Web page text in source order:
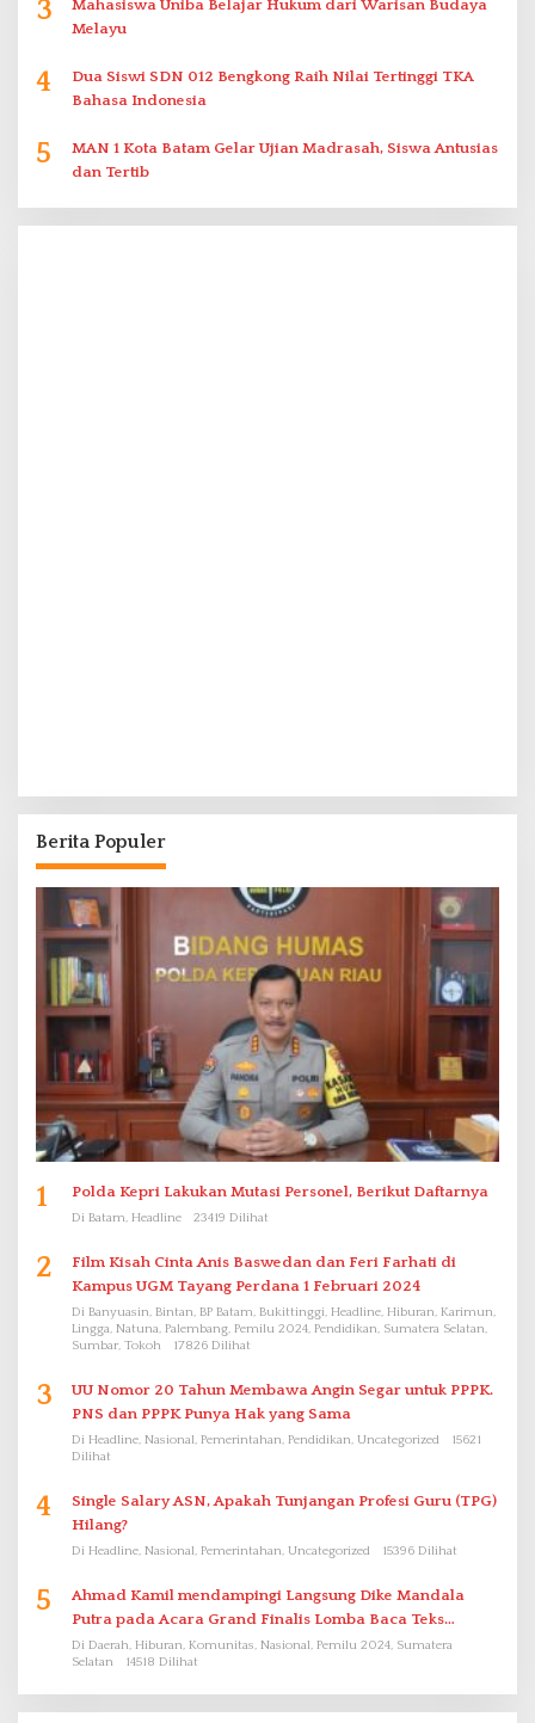
3
Mahasiswa Uniba Belajar Hukum dari Warisan Budaya
Melayu
4
Dua Siswi SDN 012 Bengkong Raih Nilai Tertinggi TKA
Bahasa Indonesia
5
MAN 1 Kota Batam Gelar Ujian Madrasah, Siswa Antusias
dan Tertib
Berita Populer
1 Polda Kepri Lakukan Mutasi Personel, Berikut Daftarnya
Di Batam, Headline 23419 Dilihat
2
Film Kisah Cinta Anis Baswedan dan Feri Farhati di
Kampus UGM Tayang Perdana 1 Februari 2024
Di Banyuasin, Bintan, BP Batam, Bukittinggi, Headline, Hiburan, Karimun,
Lingga, Natuna, Palembang, Pemilu 2024, Pendidikan, Sumatera Selatan,
Sumbar, Tokoh
17826 Dilihat
3
UU Nomor 20 Tahun Membawa Angin Segar untuk PPPK.
PNS dan PPPK Punya Hak yang Sama
Di Headline, Nasional, Pemerintahan, Pendidikan, Uncategorized
15621
Dilihat
4
Single Salary ASN, Apakah Tunjangan Profesi Guru (TPG)
Hilang?
Di Headline, Nasional, Pemerintahan, Uncategorized 15396 Dilihat
5
Ahmad Kamil mendampingi Langsung Dike Mandala
Putra pada Acara Grand Finalis Lomba Baca Teks
Proklamasi Mirip Bung Karno di Bali
Di Daerah, Hiburan, Komunitas, Nasional, Pemilu 2024, Sumatera
Selatan
14518 Dilihat